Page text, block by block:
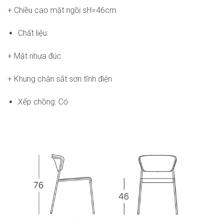
+ Chiều cao mặt ngồi sH=46cm
Chất liệu:
+ Mặt nhựa đúc
+ Khung chân sắt sơn tĩnh điện
Xếp chồng: Có